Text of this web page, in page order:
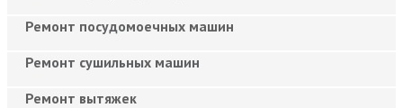
Ремонт посудомоечных машин
Ремонт сушильных машин
Ремонт вытяжек